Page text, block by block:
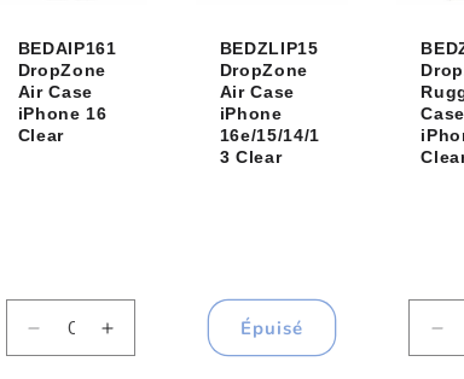
BEDAIP161
DropZone
Air Case
iPhone 16
Clear
Réduire
la
Augmenter
la
BEDZLIP15
DropZone
Air Case
iPhone
16e/15/14/1
3 Clear
Épuisé
Case
la